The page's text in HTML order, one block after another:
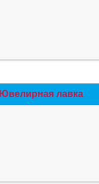
Ювелирная лавка